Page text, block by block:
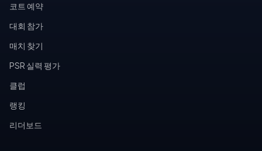
코트 예약
대회 참가
매치 찾기
PSR 실력 평가
클럽
랭킹
리더보드